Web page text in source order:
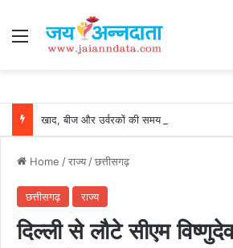
Menu
Home /राज्य/छत्तीसगढ़
छत्तीसगढ़ राज्य
दिल्ली से लौटे सीएम